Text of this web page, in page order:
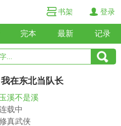
书架 登录
完本 最新 记录
在东北当队长
玉溪不是溪
载中
真武侠